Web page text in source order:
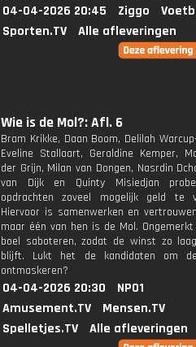
04-04-2026 20:45 Ziggo
Sporten.TV
Alle afleveringen
Wie is de Mol?: Afl. 6
Bram Krikke, Daan Boom, Delilah
Eveline Stallaart, Geraldine Kemper,
der Grijn, Milan van Dongen, Nasrdin
van Dijk en Quinty Misiedjan
opdrachten zoveel mogelijk geld te
Hiervoor is samenwerken en
maar één van hen is de Mol.
boel saboteren, zodat de winst zo
blijft. Lukt het de kandidaten om
ontmaskeren?
04-04-2026 20:30
NPO1
Amusement.TV
Mensen.TV
Spelletjes.TV
Alle afleveringen